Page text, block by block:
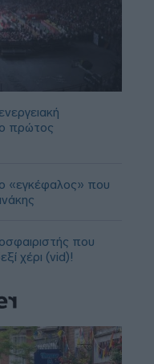
πρώτος
«εγκέφαλος» που
που
χέρι (vid)!